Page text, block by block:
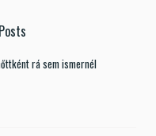
rá sem ismernél